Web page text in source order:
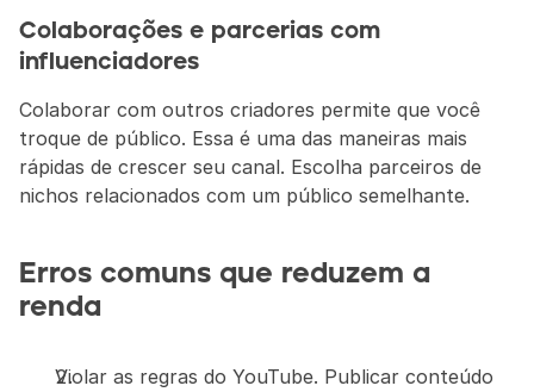
Colaborações e parcerias com
influenciadores
Colaborar com outros criadores permite que você
troque de público. Essa é uma das maneiras mais
rápidas de crescer seu canal. Escolha parceiros de
nichos relacionados com um público semelhante.
Erros comuns que reduzem a
renda
Violar as regras do YouTube. Publicar conteúdo